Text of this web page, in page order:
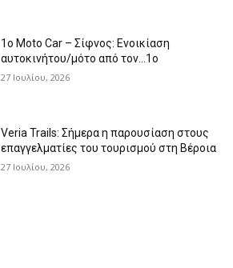
1o Moto Car – Σίφνος: Ενοικίαση
αυτοκινήτου/μότο από τον…1ο
27 Ιουλίου, 2026
Veria Trails: Σήμερα η παρουσίαση στους
επαγγελματίες του τουρισμού στη Βέροια
27 Ιουλίου, 2026